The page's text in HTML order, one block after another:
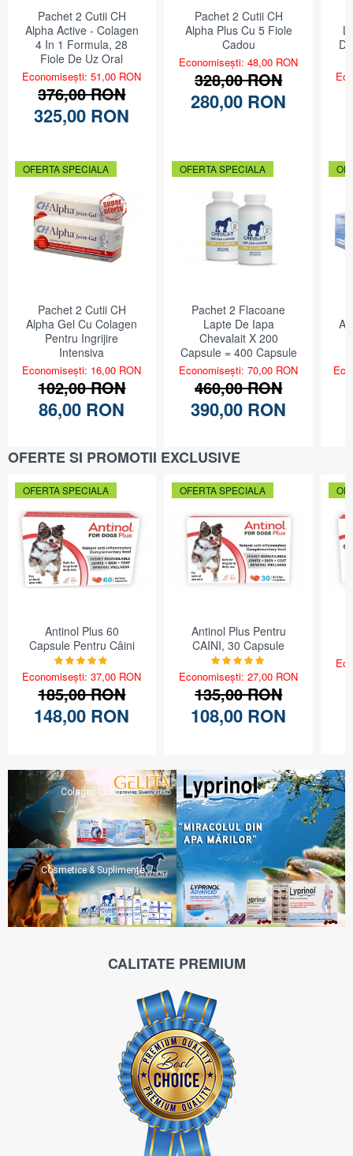
Pachet 2 Cutii CH
Alpha Active - Colagen
4 In 1 Formula, 28
Fiole De Uz Oral
Economisești: 51,00 RON
376,00 RON
325,00 RON
OFERTA SPECIALA
Pachet 2 Cutii CH
Alpha Gel Cu Colagen
Pentru Ingrijire
Intensiva
Economisești: 16,00 RON
102,00 RON
86,00 RON
Pachet 2 Cutii CH
Alpha Plus Cu 5 Fiole
Cadou
Economisești: 48,00 RON
328,00 RON
280,00 RON
OFERTA SPECIALA
Pachet 2 Flacoane
Lapte De Iapa
Chevalait X 200
Capsule = 400 Capsule
Economisești: 70,00 RON
460,00 RON
390,00 RON
OFERTE SI PROMOTII EXCLUSIVE
OFERTA SPECIALA
Antinol Plus 60
Capsule Pentru Câini
Economisești: 37,00 RON
185,00 RON
148,00 RON
OFERTA SPECIALA
Antinol Plus Pentru
CAINI, 30 Capsule
Economisești: 27,00 RON
135,00 RON
108,00 RON
Colagen Lichid
Cosmetice & Suplimente
CALITATE PREMIUM